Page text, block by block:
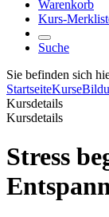
Warenkorb
Kurs-
Suche
Sie befinden sich
StartseiteKurse
Kursdetails
Kursdetails
Stress